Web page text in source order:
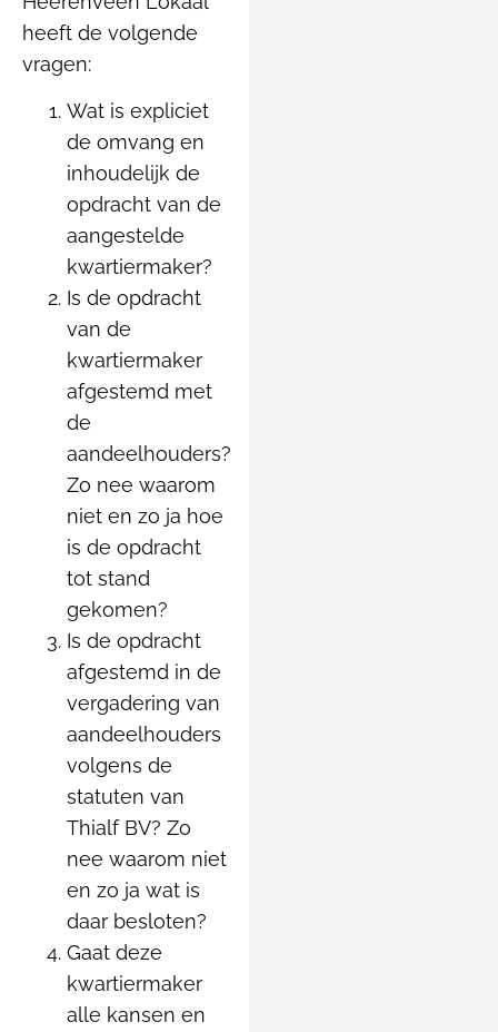
heeft de volgende
vragen:
Wat is expliciet
de omvang en
inhoudelijk de
opdracht van de
aangestelde
kwartiermaker?
Is de opdracht
van de
kwartiermaker
afgestemd met
de
aandeelhouders?
Zo nee waarom
niet en zo ja hoe
is de opdracht
tot stand
gekomen?
Is de opdracht
afgestemd in de
vergadering van
aandeelhouders
volgens de
statuten van
Thialf BV? Zo
nee waarom niet
en zo ja wat is
daar besloten?
Gaat deze
kwartiermaker
alle kansen en